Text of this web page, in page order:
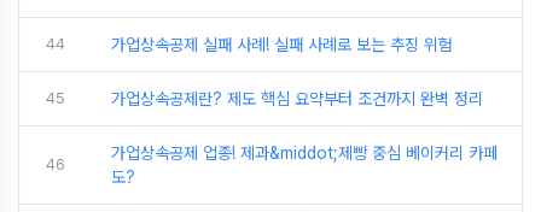
44 가업상속공제 실패 사례! 실패 사례로 보는 추징 위험
45 가업상속공제란? 제도 핵심 요약부터 조건까지 완벽 정리
46
가업상속공제 업종! 제과&middot;제빵 중심 베이커리 카페
도?